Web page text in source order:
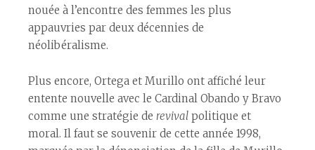
nouée à l’encontre des femmes les plus
appauvries par deux décennies de
néolibéralisme.
Plus encore, Ortega et Murillo ont affiché leur
entente nouvelle avec le Cardinal Obando y Bravo
comme une stratégie de revival politique et
moral. Il faut se souvenir de cette année 1998,